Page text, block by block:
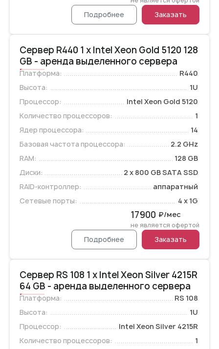
Подробнее Заказать
Сервер R440 1 x Intel Xeon Gold 5120 128
GB - аренда выделенного сервера
Платформа:
R440
Высота:
1U
Процессор:
Intel Xeon Gold 5120
Количество процессоров:
1
Ядер процессора:
14
Базовая частота процессора:
2.2 GHz
RAM:
128 GB
Диски:
2 x 800 GB SATA SSD
RAID-контроллер:
аппаратный
Сетевые порты:
4 x 1G
17900 ₽/мес
не является офертой
Подробнее Заказать
Сервер RS 108 1 x Intel Xeon Silver 4215R
64 GB - аренда выделенного сервера
Платформа:
RS 108
Высота:
1U
Процессор:
Intel Xeon Silver 4215R
Количество процессоров:
1